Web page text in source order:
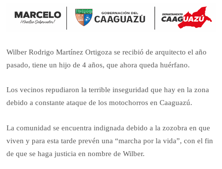
Wilber Rodrigo Martínez Ortigoza se recibió de arquitecto el año
pasado, tiene un hijo de 4 años, que ahora queda huérfano.
Los vecinos repudiaron la terrible inseguridad que hay en la zona
debido a constante ataque de los motochorros en Caaguazú.
La comunidad se encuentra indignada debido a la zozobra en que
viven y para esta tarde prevén una “marcha por la vida”, con el fin
de que se haga justicia en nombre de Wilber.